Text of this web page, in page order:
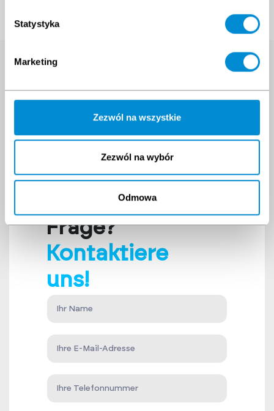
Statystyka
Marketing
Zezwól na wszystkie
Zezwól na wybór
Odmowa
Suche nach
Ausbildung
Geben Sie den Namen der Schulung ein, an der
Haben Sie eine
Frage?
Kontaktiere
uns!